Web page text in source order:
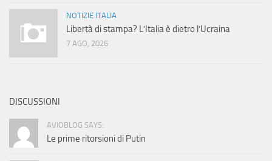
NOTIZIE ITALIA
Libertà di stampa? L’Italia è dietro l’Ucraina
7 AGO, 2026
DISCUSSIONI
AVIOBLOG SAYS:
Le prime ritorsioni di Putin